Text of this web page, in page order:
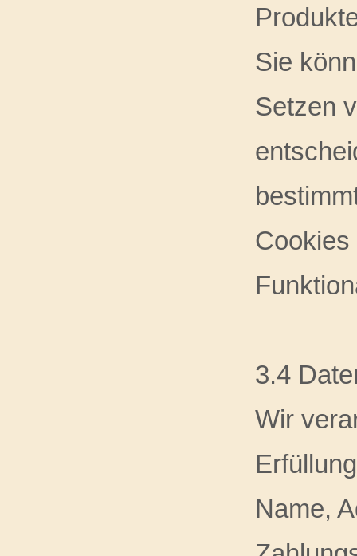
Sie
Setzen
3.4
Wir
Name,